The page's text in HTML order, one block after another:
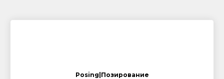
Posing|Позирование